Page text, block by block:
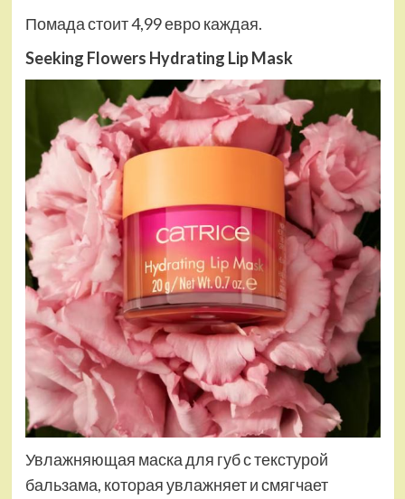
Помада стоит 4,99 евро каждая.
Seeking Flowers Hydrating Lip Mask
Увлажняющая маска для губ с текстурой
бальзама, которая увлажняет и смягчает